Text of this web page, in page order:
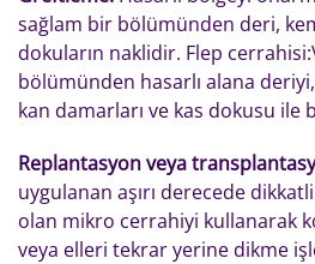
sağlam bir bölümünden deri,
dokuların naklidir. Flep
bölümünden hasarlı alana
kan damarları ve kas dokusu ile
Replantasyon veya
uygulanan aşırı derecede
olan mikro cerrahiyi kullanarak
veya elleri tekrar yerine dikme